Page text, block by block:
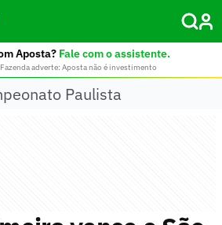
Aposta? Fale com o assistente.
adverte: Aposta não é investimento
Paulista